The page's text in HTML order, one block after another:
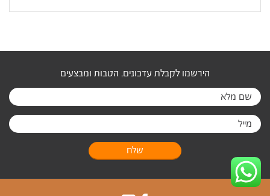
הירשמו לקבלת עדכונים, הטבות ומבצעים
שלח